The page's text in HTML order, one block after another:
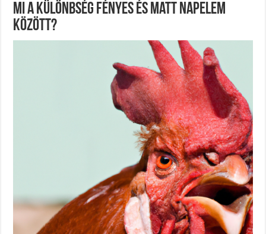
Mi A Különbség Fényes És Matt Napelem
Között?